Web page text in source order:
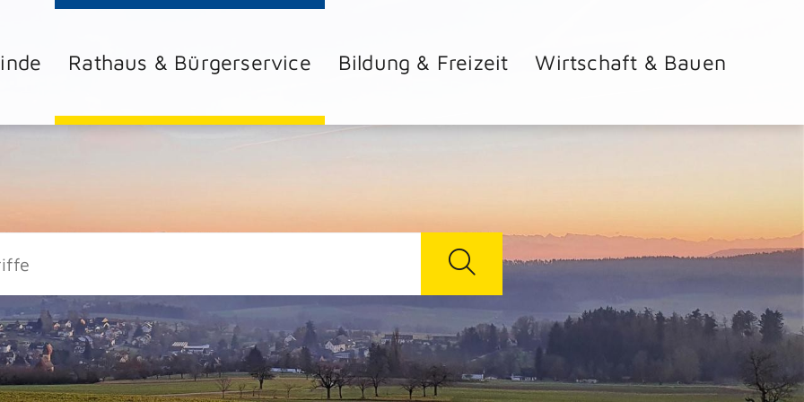
Rathaus & Bürgerservice Bildung & Freizeit Wirtschaft & Bauen